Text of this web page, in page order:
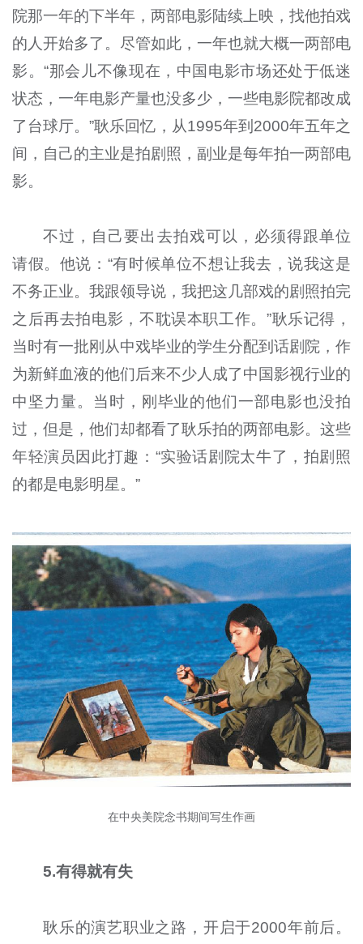
院那一年的下半年，两部电影陆续上映，找他拍戏
的人开始多了。尽管如此，一年也就大概一两部电
影。“那会儿不像现在，中国电影市场还处于低迷
状态，一年电影产量也没多少，一些电影院都改成
了台球厅。”耿乐回忆，从1995年到2000年五年之
间，自己的主业是拍剧照，副业是每年拍一两部电
影。
不过，自己要出去拍戏可以，必须得跟单位
请假。他说：“有时候单位不想让我去，说我这是
不务正业。我跟领导说，我把这几部戏的剧照拍完
之后再去拍电影，不耽误本职工作。”耿乐记得，
当时有一批刚从中戏毕业的学生分配到话剧院，作
为新鲜血液的他们后来不少人成了中国影视行业的
中坚力量。当时，刚毕业的他们一部电影也没拍
过，但是，他们却都看了耿乐拍的两部电影。这些
年轻演员因此打趣：“实验话剧院太牛了，拍剧照
的都是电影明星。”
在中央美院念书期间写生作画
5.有得就有失
耿乐的演艺职业之路，开启于2000年前后。